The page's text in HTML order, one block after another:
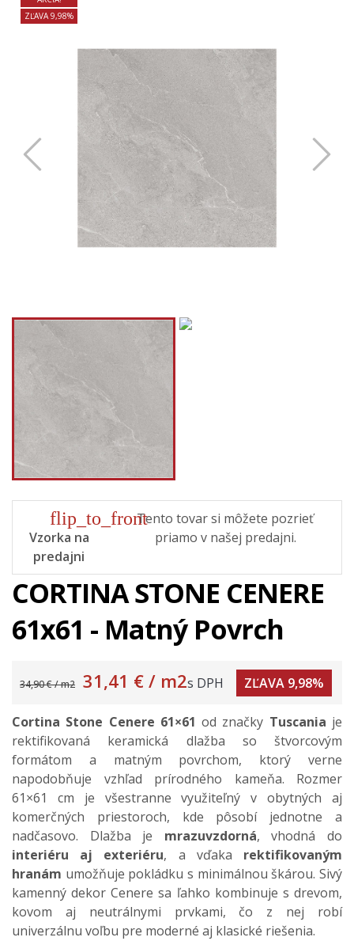
ZĽAVA 9,98%
flip_to_front
Vzorka na
predajni
Tento tovar si môžete pozrieť
priamo v našej predajni.
CORTINA STONE CENERE
61x61 - Matný Povrch
34,90 € / m2 31,41 € / m2s DPH ZĽAVA 9,98%
Cortina Stone Cenere 61×61 od značky Tuscania je
rektifikovaná keramická dlažba so štvorcovým
formátom a matným povrchom, ktorý verne
napodobňuje vzhľad prírodného kameňa. Rozmer
61×61 cm je všestranne využiteľný v obytných aj
komerčných priestoroch, kde pôsobí jednotne a
nadčasovo. Dlažba je mrazuvzdorná, vhodná do
interiéru aj exteriéru, a vďaka rektifikovaným
hranám umožňuje pokládku s minimálnou škárou. Sivý
kamenný dekor Cenere sa ľahko kombinuje s drevom,
kovom aj neutrálnymi prvkami, čo z nej robí
univerzálnu voľbu pre moderné aj klasické riešenia.